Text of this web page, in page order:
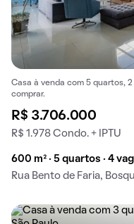
Casa à venda com 5 quartos,
comprar.
R$ 3.706.000
R$ 1.978 Condo. + IPTU
600 m² · 5 quartos · 4
Rua Bento de Faria,